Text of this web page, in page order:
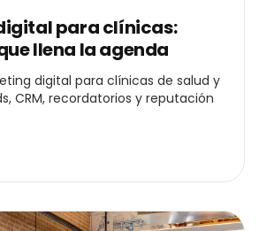
para clínicas:
llena la agenda
digital para clínicas de salud y
CRM, recordatorios y reputación